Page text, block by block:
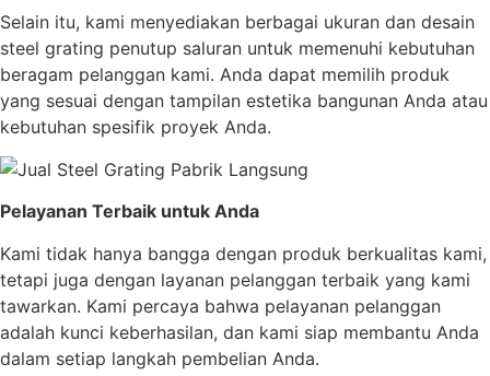
Selain itu, kami menyediakan berbagai ukuran dan desain
steel grating penutup saluran untuk memenuhi kebutuhan
beragam pelanggan kami. Anda dapat memilih produk
yang sesuai dengan tampilan estetika bangunan Anda atau
kebutuhan spesifik proyek Anda.
Pelayanan Terbaik untuk Anda
Kami tidak hanya bangga dengan produk berkualitas kami,
tetapi juga dengan layanan pelanggan terbaik yang kami
tawarkan. Kami percaya bahwa pelayanan pelanggan
adalah kunci keberhasilan, dan kami siap membantu Anda
dalam setiap langkah pembelian Anda.